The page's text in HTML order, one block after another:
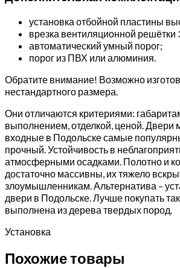
установка отбойной пластины
врезка вентиляционной решётки
автоматический умный порог;
порог из ПВХ или алюминия.
Обратите внимание! Возможно
нестандартного размера.
Они отличаются критериями:
выполнением, отделкой, ценой. Двери
входные в Подольске самые
прочный. Устойчивость в
атмосферными осадками. Полотно и
достаточно массивны, их тяжело
злоумышленникам. Альтернатива –
двери в Подольске. Лучше покупать
выполнена из дерева твердых пород.
Установка
Похожие товары